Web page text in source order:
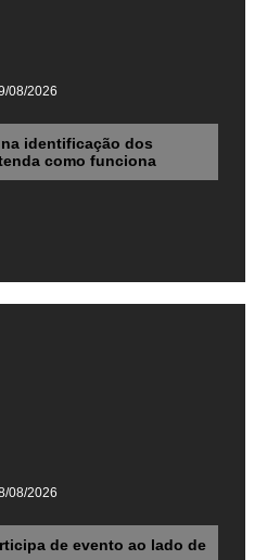
08/2026
identificação dos
como funciona
08/2026
de evento ao lado de